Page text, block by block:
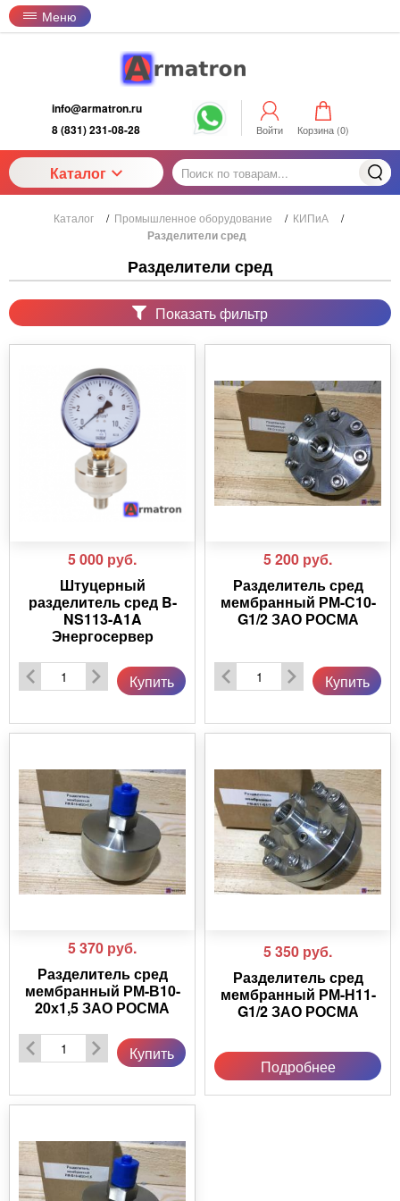
Меню
info@armatron.ru
8 (831) 231-08-28
Войти Корзина (0)
Каталог
Каталог / Промышленное оборудование / КИПиА /
Разделители сред
Разделители сред
Показать фильтр
5 000 руб.
Штуцерный
разделитель сред B-
NS113-A1A
Энергосервер
Купить
5 200 руб.
Разделитель сред
мембранный РМ-С10-
G1/2 ЗАО РОСМА
Купить
5 370 руб.
Разделитель сред
мембранный РМ-В10-
20х1,5 ЗАО РОСМА
Купить
5 350 руб.
Разделитель сред
мембранный РМ-Н11-
G1/2 ЗАО РОСМА
Подробнее